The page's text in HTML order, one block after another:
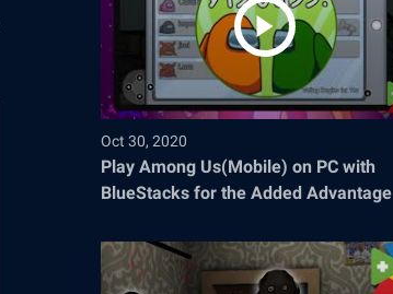
Oct 30, 2020
Play Among Us(Mobile) on PC with
BlueStacks for the Added Advantage